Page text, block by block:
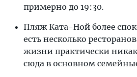
примерно до 19:30.
Пляж Ката-Ной более
есть несколько
жизни практически
сюда в основном